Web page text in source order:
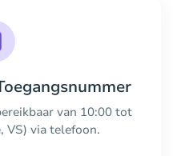
van 10:00 tot
VS) via telefoon.